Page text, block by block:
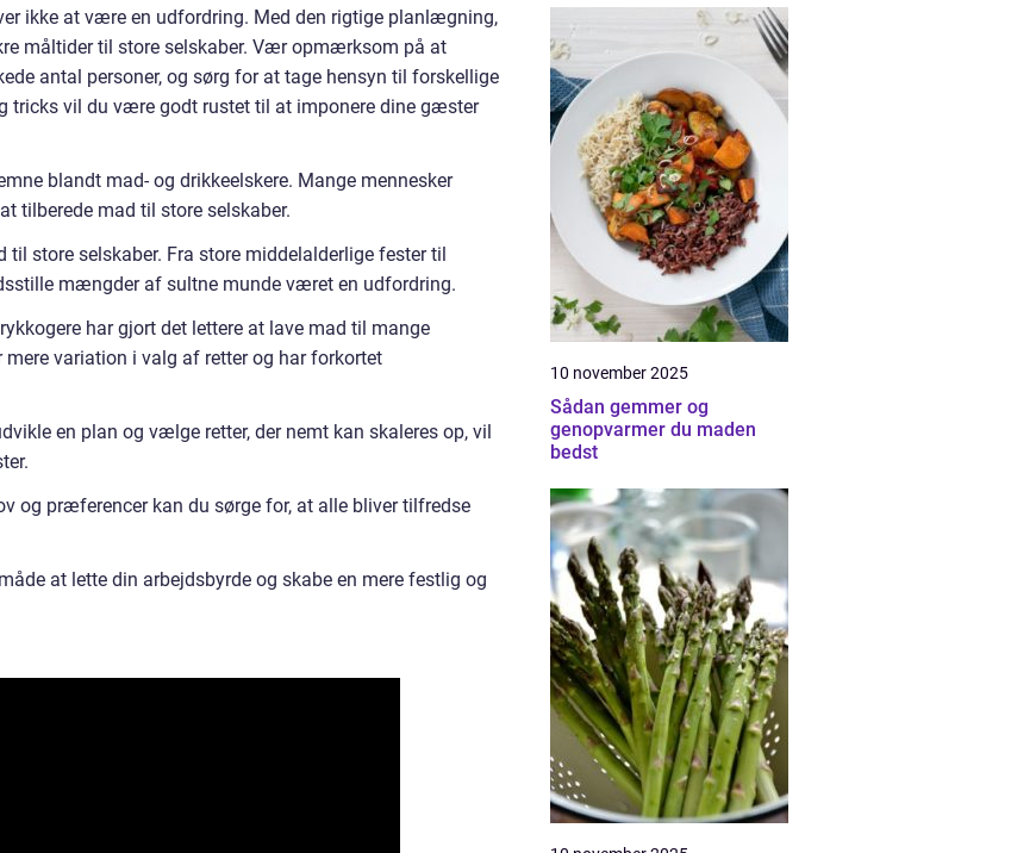
ikke at være en udfordring. Med den rigtige planlægning,
måltider til store selskaber. Vær opmærksom på at
antal personer, og sørg for at tage hensyn til forskellige
tricks vil du være godt rustet til at imponere dine gæster
blandt mad- og drikkeelskere. Mange mennesker
tilberede mad til store selskaber.
store selskaber. Fra store middelalderlige fester til
mængder af sultne munde været en udfordring.
har gjort det lettere at lave mad til mange
variation i valg af retter og har forkortet
en plan og vælge retter, der nemt kan skaleres op, vil
og præferencer kan du sørge for, at alle bliver tilfredse
at lette din arbejdsbyrde og skabe en mere festlig og
10 november 2025
Sådan gemmer og
genopvarmer du maden
bedst